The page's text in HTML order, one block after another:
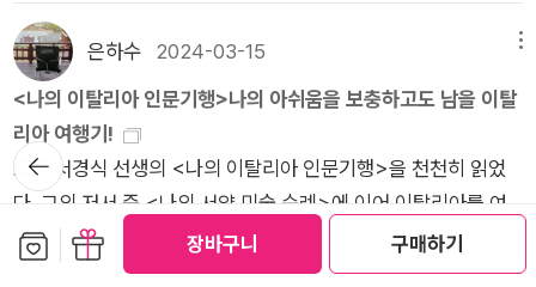
장바구니 구매하기
이었다. 그러나 그 수가 수백만에 이르게 되자 그들 스스로 '최종
해결책'라 부르는 대학살을 감행한다. 프리모 레비의 책 『이것이
인간인가』는 나치가 절멸이라는 최종 해결책을 수행할 무렵 아우
슈비츠 수용소에서의 경험을 기록으로 남긴 것이다. 그는 그곳에
서 인간으로서의 존엄성을 모조리 걷어내어야만 했었다.그가 겪
은 경험에 대해 감히 비슷하다고 말하기가 부끄럽지만, 그가 수용
소 안에서 느꼈던 경험은 2년의 강제 군 생활을 경험한 우리에게
조금 더 가깝게 다가온다. 훈련소에 들어가던 첫날 우리는 가진
경제와 여성 노동, 재산상속, 결혼과 이혼 등 가부장제라는 사회
적으로 강요된 제도가 어떻게 작동하는지에 대해 알려주는책. 이
시리즈가 완간되길 바란다. 5월. 찰스 디킨스의 <올리버 트위스
트>와 마리아 미즈의 <가부장제와 자본주의>풍자와 해학에서
디킨스는 최고다. 그리고 일단 너무 재밌다. 여성주의책 같이 읽
기로 읽은 마리아 미즈는 올해의 최고의 작가다. 6월. 정희진의 <
새로운 언어를 위해 쓴다>결코 읽기 쉽지않은 서평이다. 쓰기가
최고의 공부라는 말. 2024년은공부를 너무 안했구나. 2025년
리트 뒤라스, 임레 케르테스, 알베르 카뮈, 프리모 레비 등 고통과
트라우마, 인간의 존엄을 탐구한 대표적인 작가들과 비교 분석하
여 한강 문학의 독창성과 문학사적 의의를 조명하고자 한다. 마르
그리트 뒤라스는 개인의 경험, 특히 여성의 성적 고통을 통해 사
회적 억압을 드러내고, 임레 케르테스는 홀로코스트 경험을 바탕
으로 트라우마의 심리적 메커니즘을 탐구하며, 알베르 카뮈는 부
조리한 세상 속에서 인간의 존엄을 지키는 문제를 철학적으로 고
은하수 2024-03-15
<나의 이탈리아 인문기행>나의 아쉬움을 보충하고도 남을 이탈
리아 여행기!
요즘 서경식 선생의 <나의 이탈리아 인문기행>을 천천히 읽었
다. 그의 저서 중 <나의 서양 미술 순례>에 이어 이탈리아를 여
행하고 만났던 미술 작품과 작가의 발자취를 찾아보고 쓴 기행문
이다. 여행 지역은 로마, 페라라, 볼로냐, 밀라노, 토리노 등의 북
뒤로가
기